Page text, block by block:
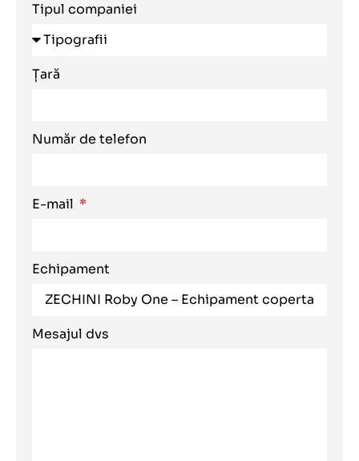
Tipul companiei
Țară
Număr de telefon
E-mail
Echipament
Mesajul dvs